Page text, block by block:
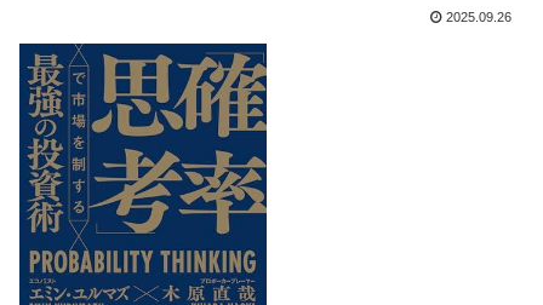
2025.09.26